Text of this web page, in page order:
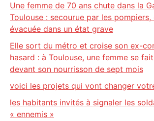
Une femme de 70 ans chute dans la
Toulouse : secourue par les pompiers,
évacuée dans un état grave
Elle sort du métro et croise son ex-
hasard : à Toulouse, une femme se
devant son nourrisson de sept mois
voici les projets qui vont changer
les habitants invités à signaler les
« ennemis »